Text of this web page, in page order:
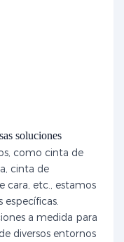
soluciones
como cinta de
cinta de
cara, etc., estamos
específicas.
a medida para
diversos entornos